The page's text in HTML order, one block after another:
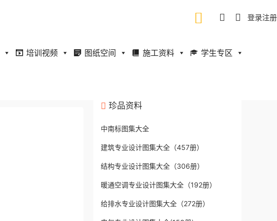
登录注册
培训视频 图纸空间 施工资料 学生专区
珍品资料
中南标图集大全
建筑专业设计图集大全（457册）
结构专业设计图集大全（306册）
暖通空调专业设计图集大全（192册）
给排水专业设计图集大全（272册）